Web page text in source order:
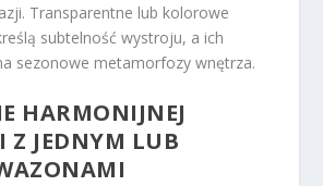
Transparentne lub kolorowe
subtelność wystroju, a ich
sezonowe metamorfozy wnętrza.
HARMONIJNEJ
Z JEDNYM LUB